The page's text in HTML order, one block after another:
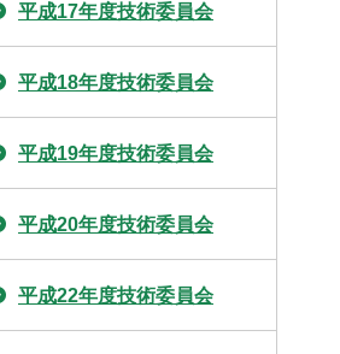
平成17年度技術委員会
平成18年度技術委員会
平成19年度技術委員会
平成20年度技術委員会
平成22年度技術委員会